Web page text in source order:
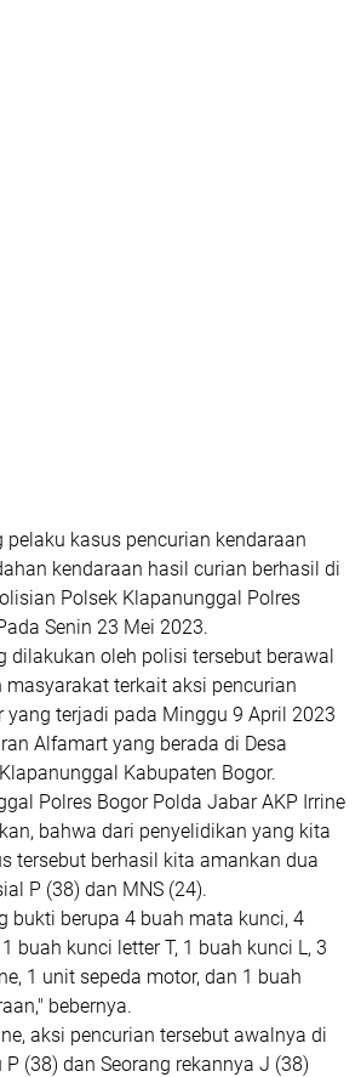
pelaku kasus pencurian kendaraan
kendaraan hasil curian berhasil di
Polsek Klapanunggal Polres
Senin 23 Mei 2023.
dilakukan oleh polisi tersebut berawal
terkait aksi pencurian
yang terjadi pada Minggu 9 April 2023
Alfamart yang berada di Desa
Kabupaten Bogor.
Polres Bogor Polda Jabar AKP Irrine
bahwa dari penyelidikan yang kita
tersebut berhasil kita amankan dua
P (38) dan MNS (24).
bukti berupa 4 buah mata kunci, 4
buah kunci letter T, 1 buah kunci L, 3
1 unit sepeda motor, dan 1 buah
bebernya.
aksi pencurian tersebut awalnya di
(38) dan Seorang rekannya J (38)